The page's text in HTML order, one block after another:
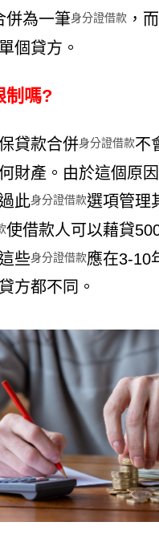
併為一筆身分證借款 ，
個貸方。
制嗎?
貸款合併身分證借款不
財產。由於這個原
此身分證借款選項管理
使借款人可以藉貸
些身分證借款應在3-10
方都不同。